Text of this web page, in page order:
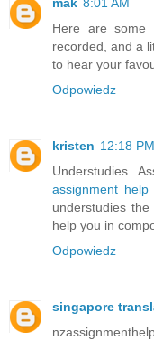
Here are some
recorded, and a
to hear your
Odpowiedz
kristen 12:18 PM
Understudies
assignment help
understudies
help you in
Odpowiedz
singapore